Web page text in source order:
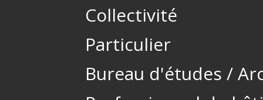
Collectivité
Particulier
Bureau d'études /